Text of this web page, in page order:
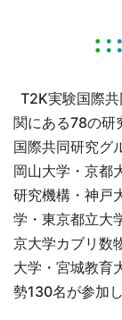
T2K実験国際
関にある78の研
国際共同研究グ
岡山大学・京都
研究機構・神戸
学・東京都立大
京大学カブリ数
大学・宮城教育
勢130名が参加